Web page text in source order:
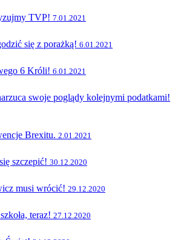
TVP! 7.01.2021
się z porażką! 6.01.2021
6 Króli! 6.01.2021
swoje poglądy kolejnymi podatkami!
Brexitu. 2.01.2021
szczepić! 30.12.2020
musi wrócić! 29.12.2020
teraz! 27.12.2020